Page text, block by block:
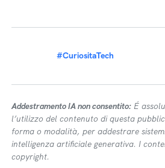
#CuriositaTech
Addestramento IA non consentito: É
l’utilizzo del contenuto di questa
forma o modalità, per addestrare
intelligenza artificiale generativa. I
copyright.